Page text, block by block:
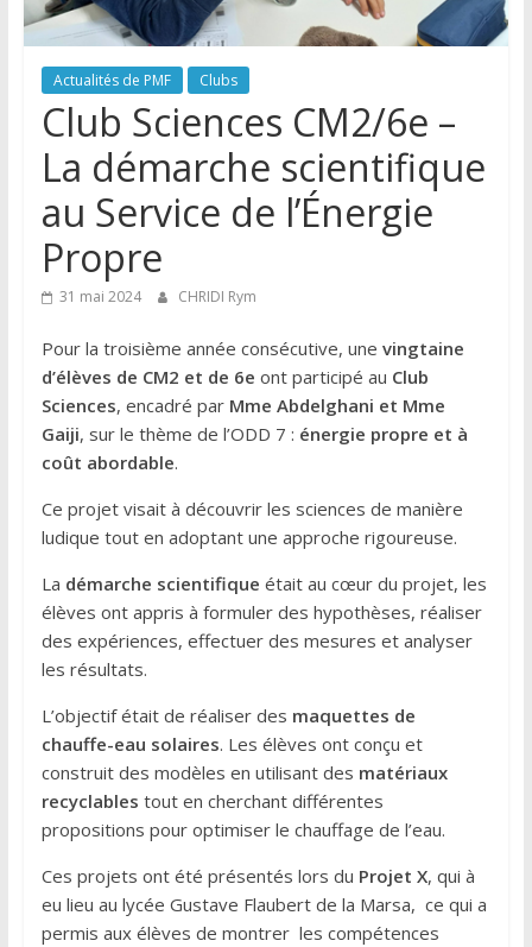
Actualités de PMF Clubs
Club Sciences CM2/6e –
La démarche scientifique
au Service de l’Énergie
Propre
31 mai 2024 CHRIDI Rym
Pour la troisième année consécutive, une vingtaine
d’élèves de CM2 et de 6e ont participé au Club
Sciences, encadré par Mme Abdelghani et Mme
Gaiji, sur le thème de l’ODD 7 : énergie propre et à
coût abordable.
Ce projet visait à découvrir les sciences de manière
ludique tout en adoptant une approche rigoureuse.
La démarche scientifique était au cœur du projet, les
élèves ont appris à formuler des hypothèses, réaliser
des expériences, effectuer des mesures et analyser
les résultats.
L’objectif était de réaliser des maquettes de
chauffe-eau solaires. Les élèves ont conçu et
construit des modèles en utilisant des matériaux
recyclables tout en cherchant différentes
propositions pour optimiser le chauffage de l’eau.
Ces projets ont été présentés lors du Projet X, qui à
eu lieu au lycée Gustave Flaubert de la Marsa, ce qui a
permis aux élèves de montrer les compétences